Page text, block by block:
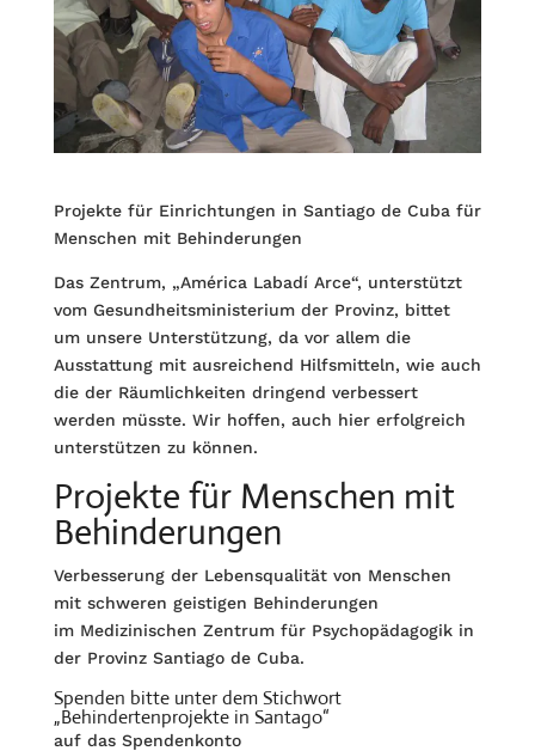
Projekte für Einrichtungen in Santiago de Cuba für
Menschen mit Behinderungen
Das Zentrum, „América Labadí Arce“, unterstützt
vom Gesundheitsministerium der Provinz, bittet
um unsere Unterstützung, da vor allem die
Ausstattung mit ausreichend Hilfsmitteln, wie auch
die der Räumlichkeiten dringend verbessert
werden müsste. Wir hoffen, auch hier erfolgreich
unterstützen zu können.
Projekte für Menschen mit
Behinderungen
Verbesserung der Lebensqualität von Menschen
mit schweren geistigen Behinderungen
im Medizinischen Zentrum für Psychopädagogik in
der Provinz Santiago de Cuba.
Spenden bitte unter dem Stichwort
„Behindertenprojekte in Santago“
auf das Spendenkonto